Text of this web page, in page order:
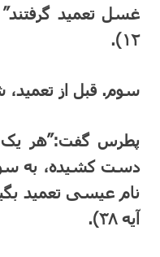
۱۲).
سوم. قبل از
پطرس گفت:”هر یک
دست کشیده، به
آیه ۳۸).